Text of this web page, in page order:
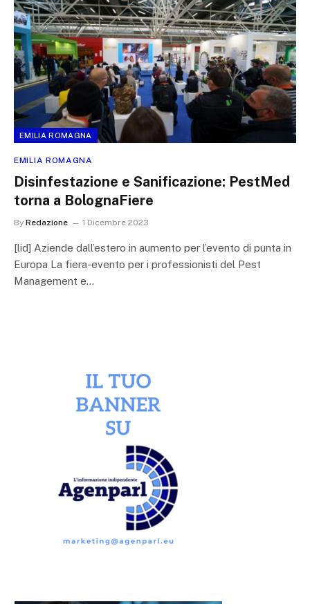
EMILIA ROMAGNA
EMILIA ROMAGNA
Disinfestazione e Sanificazione: PestMed
torna a BolognaFiere
By Redazione 1 Dicembre 2023
[lid] Aziende dall’estero in aumento per l’evento di punta in
Europa La fiera-evento per i professionisti del Pest
Management e…